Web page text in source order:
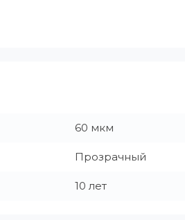
60 мкм
Прозрачный
10 лет